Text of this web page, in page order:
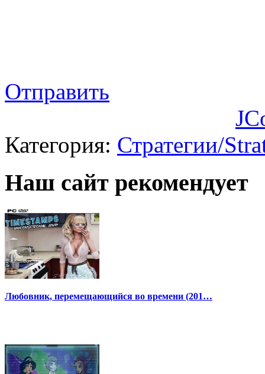
Отправить
Категория: Стратегии/
Наш сайт рекомендует
Любовник, перемещающийся во времени (201…